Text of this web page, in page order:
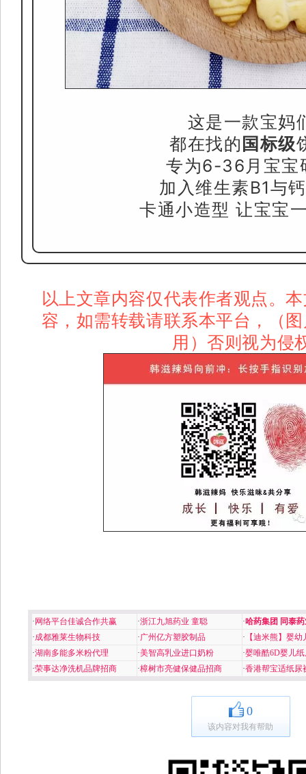
这是一款宝妈
都在找的 国标级
专为6-36月宝宝
加入维生素B1与
卡通小造型 让宝宝
以上文章内容仅代表作者观点。
容，如需转载请联系本平台，（
用）否则视为侵
· 网络平台佳诚合作共赢 ·浙江九旭药业 童聪 ·哈药集团 同泰
·成都雅莱生物科技 ·广州亿方塑胶制品 · 【迪米熊】婴幼
·湖南多能多米粉代理 ·美智高乳业进口奶粉 ·婴唯酷6D婴儿
·荣事达净洗机品牌招商 ·樟树市亮健保健品招商 ·香港帮宝适纸尿
0
该内容对我有帮助